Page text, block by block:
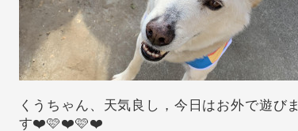
くうちゃん、天気良し，今日はお外で遊びま
す❤️🩷❤️🩷❤️